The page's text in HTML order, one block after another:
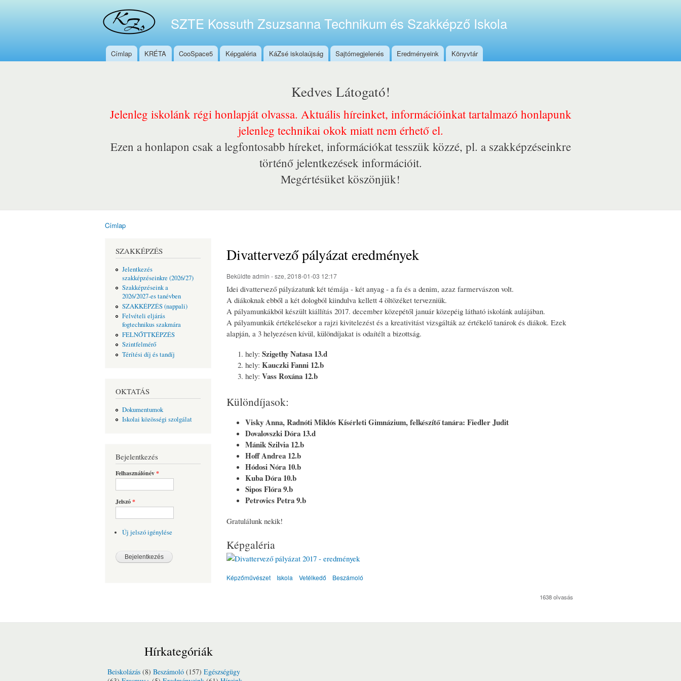
tartalomra
SZTE Kossuth Zsuzsanna Technikum és Szakképző Iskola
Főmenü
Címlap KRÉTA CooSpace5 Képgaléria KáZsé iskolaújság Sajtómegjelenés Eredményeink Könyvtár
Kedves Látogató!
Jelenleg iskolánk régi honlapját olvassa. Aktuális híreinket, információinkat tartalmazó honlapunk
jelenleg technikai okok miatt nem érhető el.
Ezen a honlapon csak a legfontosabb híreket, információkat tesszük közzé, pl. a szakképzéseinkre
történő jelentkezések információit.
Megértésüket köszönjük!
Címlap
SZAKKÉPZÉS
Jelentkezés
szakképzéseinkre (2026/27)
Szakképzéseink a
2026/2027-es tanévben
SZAKKÉPZÉS (nappali)
Felvételi eljárás
fogtechnikus szakmára
FELNŐTTKÉPZÉS
Szintfelmérő
Térítési díj és tandíj
OKTATÁS
Dokumentumok
Iskolai közösségi szolgálat
Bejelentkezés
Felhasználónév*
Jelszó*
Új jelszó igénylése
Divattervező pályázat eredmények
Beküldte admin - sze, 2018-01-03 12:17
Idei divattervező pályázatunk két témája - két anyag - a fa és a denim, azaz farmervászon volt.
A diákoknak ebből a két dologból kiindulva kellett 4 öltözéket tervezniük.
A pályamunkákból készült kiállítás 2017. december közepétől január közepéig látható iskolánk aulájában.
A pályamunkák értékelésekor a rajzi kivitelezést és a kreativitást vizsgálták az értékelő tanárok és diákok. Ezek
alapján, a 3 helyezésen kívül, különdíjakat is odaítélt a bizottság.
hely:Szigethy Natasa 13.d
hely:Kauczki Fanni 12.b
hely:Vass Roxána 12.b
Különdíjasok:
Visky Anna, Radnóti Miklós Kísérleti Gimnázium, felkészítő tanára:Fiedler Judit
Dovalovszki Dóra 13.d
Mánik Szilvia 12.b
Hoff Andrea 12.b
Hódosi Nóra 10.b
Kuba Dóra 10.b
Sipos Flóra 9.b
Petrovics Petra 9.b
Gratulálunk nekik!
Képgaléria
Képzőművészet Iskola Vetélkedő Beszámoló
1638 olvasás
Hírkategóriák
Beiskolázás (8) Beszámoló (157) Egészségügy